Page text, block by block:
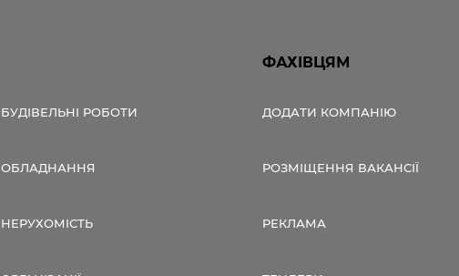
БУДІВЕЛЬНІ РОБОТИ
ОБЛАДНАННЯ
НЕРУХОМІСТЬ
ФАХІВЦЯМ
ДОДАТИ КОМПАНІЮ
РОЗМІЩЕННЯ ВАКАНСІЇ
РЕКЛАМА